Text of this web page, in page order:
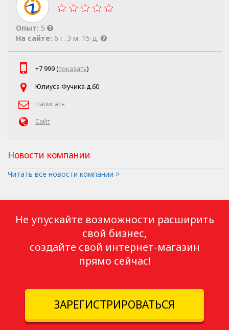
Опыт: 5
На сайте: 6 г. 3 м. 15 д.
+7 999 (показать)
Юлиуса Фучика д.60
Написать
Сайт
Новости компании
Читать все новости компании >
Не упускайте возможности расширить
свой бизнес,
создайте свой интернет-магазин
прямо сейчас!
ЗАРЕГИСТРИРОВАТЬСЯ